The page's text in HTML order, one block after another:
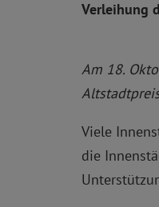
Verleihung
Am 18.
Viele
die